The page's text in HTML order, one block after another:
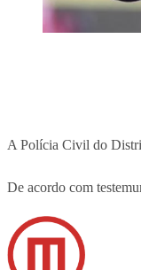
A Polícia Civil do
De acordo com